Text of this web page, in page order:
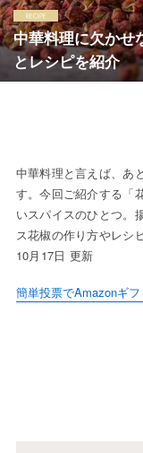
中華料理に欠かせ
とレシピを紹介
中華料理と言えば、あ
す。今回ご紹介する「
いスパイスのひとつ。
ス花椒の作り方やレシ
10月17日 更新
簡単投票でAmazonギフ